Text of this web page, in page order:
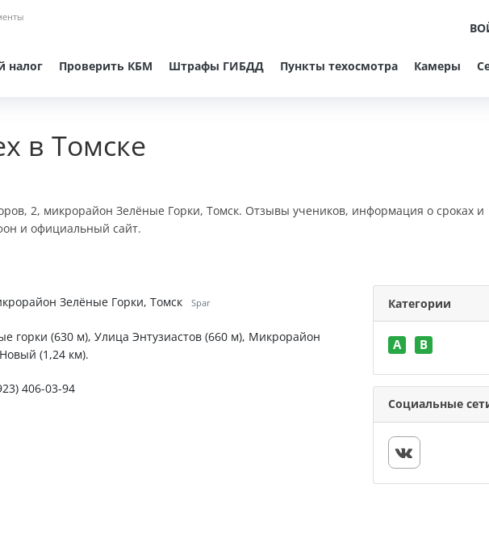
налог Проверить КБМ Штрафы ГИБДД Пункты техосмотра Камеры
в Томске
2, микрорайон Зелёные Горки, Томск. Отзывы учеников, информация о сроках и
и официальный сайт.
Зелёные Горки, Томск Spar
горки (630 м), Улица Энтузиастов (660 м), Микрорайон
(1,24 км).
406-03-94
Категории
A B
Социальные